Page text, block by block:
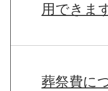
用できま
葬祭費に